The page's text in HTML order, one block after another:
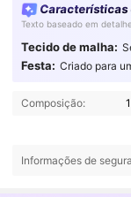
Texto baseado em
Tecido de malha:
Festa: Criado para
Composição:
Informações de